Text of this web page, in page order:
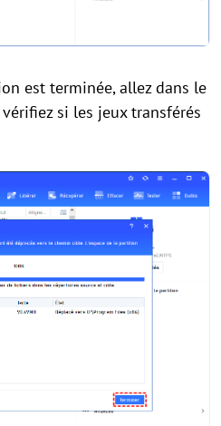
est terminée, allez dans le
si les jeux transférés